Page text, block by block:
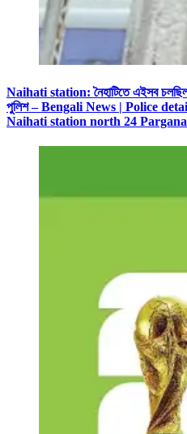
Naihati station: নৈহাটিতে এইসব
পুলিশ – Bengali News | Police
Naihati station north 24 Pargana